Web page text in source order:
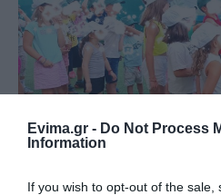
Evima.gr - Do Not Process
Information
If you wish to opt-out of the